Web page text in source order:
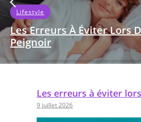
Lifestyle
Les Erreurs À Éviter Lors
Peignoir
Le choix d'un peignoir ne se limite pas
LIRE LA SUITELes erreurs à éviter
9 juillet 2026